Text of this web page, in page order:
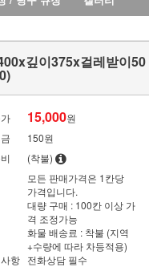
깊이375x걸레받이50
15,000원
150원
(착불)
항
모든 판매가격은 1칸당
가격입니다.
대량 구매 : 100칸 이상 가
격 조정가능
화물 배송료 : 착불 (지역
+수량에 따라 차등적용)
전화상담 필수